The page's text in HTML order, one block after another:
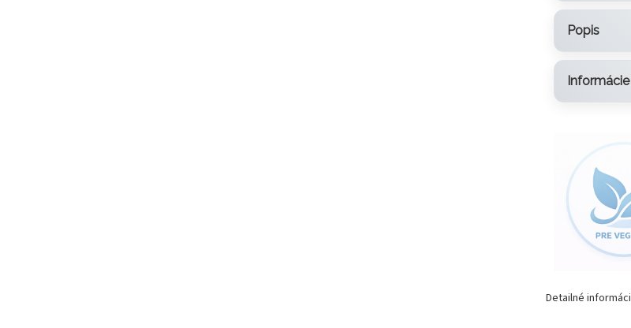
Popis
Detailné